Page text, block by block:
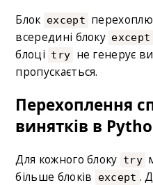
Блок except
всередині блоку except
блоці try не генерує
пропускається.
Перехоплення
винятків в
Для кожного блоку try
більше блоків
except .